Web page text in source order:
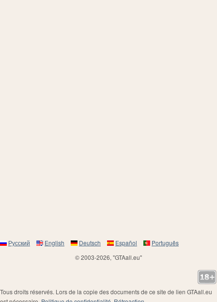
Русский English Deutsch Español
Português
© 2003-2026, "GTAall.eu"
Tous droits réservés. Lors de la copie des documents de ce site de lien GTAall.eu